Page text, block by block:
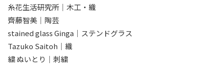
糸花生活研究所｜木工・織
齊藤智美｜陶芸
stained glass Ginga｜ステンドグラス
Tazuko Saitoh｜織
繍 ぬいとり｜刺繍